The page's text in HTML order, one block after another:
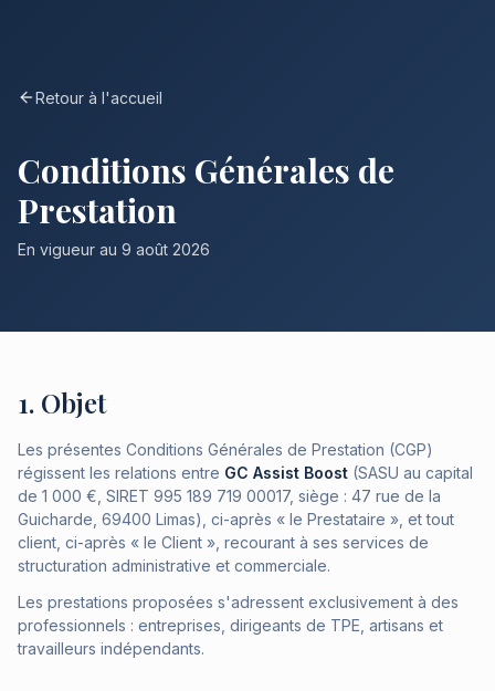
Retour à l'accueil
Conditions Générales de
Prestation
En vigueur au 9 août 2026
1. Objet
Les présentes Conditions Générales de Prestation (CGP)
régissent les relations entre GC Assist Boost (SASU au capital
de 1 000 €, SIRET 995 189 719 00017, siège : 47 rue de la
Guicharde, 69400 Limas), ci-après « le Prestataire », et tout
client, ci-après « le Client », recourant à ses services de
structuration administrative et commerciale.
Les prestations proposées s'adressent exclusivement à des
professionnels : entreprises, dirigeants de TPE, artisans et
travailleurs indépendants.